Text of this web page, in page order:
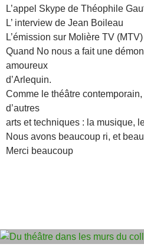
L’appel Skype de Théophile
L’ interview de Jean Boileau
L’émission sur Molière TV
Quand No nous a fait une
amoureux
d’Arlequin.
Comme le théâtre
d’autres
arts et techniques : la musique,
Nous avons beaucoup ri, et
Merci beaucoup